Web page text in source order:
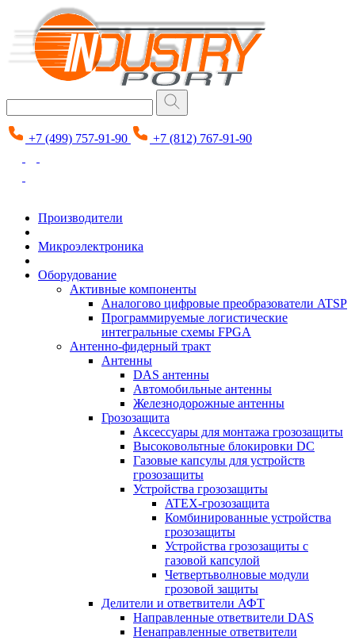
+7 (499) 757-91-90 +7 (812) 767-91-90
Производители
Микроэлектроника
Оборудование
Активные компоненты
Аналогово цифровые преобразователи ATSP
Программируемые логистические
интегральные схемы FPGA
Антенно-фидерный тракт
Антенны
DAS антенны
Автомобильные антенны
Железнодорожные антенны
Грозозащита
Аксессуары для монтажа грозозащиты
Высоковольтные блокировки DC
Газовые капсулы для устройств
грозозащиты
Устройства грозозащиты
ATEX-грозозащита
Комбинированные устройства
грозозащиты
Устройства грозозащиты с
газовой капсулой
Четвертьволновые модули
грозовой защиты
Делители и ответвители АФТ
Направленные ответвители DAS
Ненаправленные ответвители